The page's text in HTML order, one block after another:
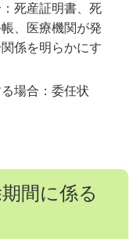
死産証明書、死
、医療機関が発
係を明らかにす
場合：委任状
間に係る